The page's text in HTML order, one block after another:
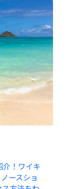
介！ワイキ
ースショ